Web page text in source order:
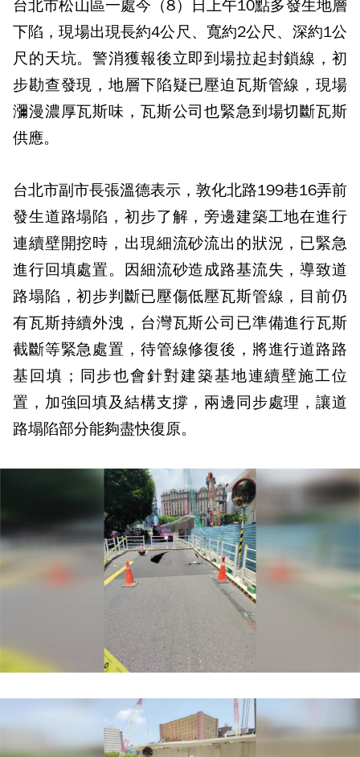
台北市松山區一處今（8）日上午10點多發生地層
下陷，現場出現長約4公尺、寬約2公尺、深約1公
尺的天坑。警消獲報後立即到場拉起封鎖線，初
步勘查發現，地層下陷疑已壓迫瓦斯管線，現場
瀰漫濃厚瓦斯味，瓦斯公司也緊急到場切斷瓦斯
供應。
台北市副市長張溫德表示，敦化北路199巷16弄前
發生道路塌陷，初步了解，旁邊建築工地在進行
連續壁開挖時，出現細流砂流出的狀況，已緊急
進行回填處置。因細流砂造成路基流失，導致道
路塌陷，初步判斷已壓傷低壓瓦斯管線，目前仍
有瓦斯持續外洩，台灣瓦斯公司已準備進行瓦斯
截斷等緊急處置，待管線修復後，將進行道路路
基回填；同步也會針對建築基地連續壁施工位
置，加強回填及結構支撐，兩邊同步處理，讓道
路塌陷部分能夠盡快復原。